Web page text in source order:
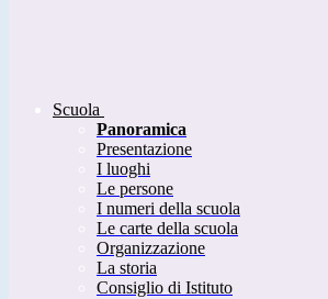
Scuola
Panoramica
Presentazione
I luoghi
Le persone
I numeri della scuola
Le carte della scuola
Organizzazione
La storia
Consiglio di Istituto